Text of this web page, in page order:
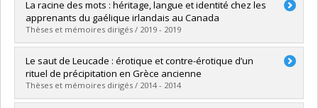
Diplômé(e) : Amyot, Geneviève
Cycle :Maîtrise
Diplôme obtenu :M. Sc.
Lien vers le document dans Papyrus
La racine des mots : héritage, langue et identité chez les
apprenants du gaélique irlandais au Canada
Thèses et mémoires dirigés / 2019 - 2019
Diplômé(e) :Montpetit, Amélie
Cycle :Maîtrise
Diplôme obtenu :M. Sc.
Lien vers le document dans Papyrus
Le saut de Leucade : érotique et contre-érotique d’un
rituel de précipitation en Grèce ancienne
Thèses et mémoires dirigés / 2014 - 2014